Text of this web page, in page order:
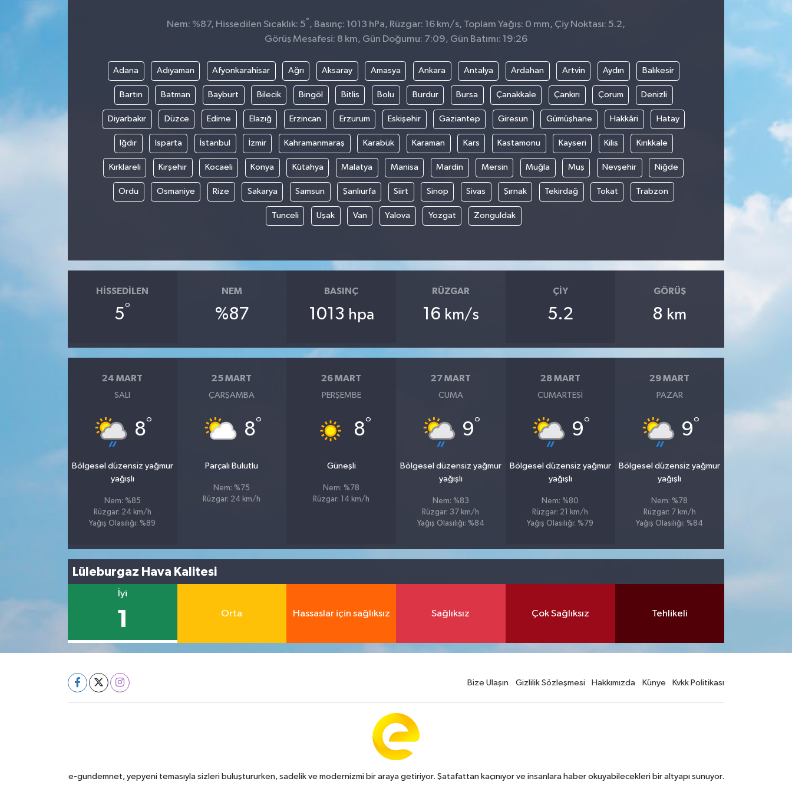
Nem: %87, Hissedilen Sıcaklık: 5° , Basınç: 1013 hPa, Rüzgar: 16 km/s, Toplam Yağış: 0 mm, Çiy Noktası: 5.2,
Görüş Mesafesi: 8 km, Gün Doğumu: 7:09, Gün Batımı: 19:26
Adana Adıyaman Afyonkarahisar Ağrı Aksaray Amasya Ankara Antalya Ardahan Artvin Aydın Balıkesir
Bartın Batman Bayburt Bilecik Bingöl Bitlis Bolu Burdur Bursa Çanakkale Çankırı Çorum Denizli
Diyarbakır Düzce Edirne Elazığ Erzincan Erzurum Eskişehir Gaziantep Giresun Gümüşhane Hakkâri Hatay
Iğdır Isparta İstanbul İzmir Kahramanmaraş Karabük Karaman Kars Kastamonu Kayseri Kilis Kırıkkale
Kırklareli Kırşehir Kocaeli Konya Kütahya Malatya Manisa Mardin Mersin Muğla Muş Nevşehir Niğde
Ordu Osmaniye Rize Sakarya Samsun Şanlıurfa Siirt Sinop Sivas Şırnak Tekirdağ Tokat Trabzon
Tunceli Uşak Van Yalova Yozgat Zonguldak
HISSEDILEN
5°
NEM
%87
BASINÇ
1013 hpa
RÜZGAR
16 km/s
ÇIY
5.2
GÖRÜŞ
8 km
24 MART
SALI
8°
Bölgesel düzensiz yağmur
yağışlı
Nem: %85
Rüzgar: 24 km/h
Yağış Olasılığı: %89
25 MART
ÇARŞAMBA
8°
Parçalı Bulutlu
Nem: %75
Rüzgar: 24 km/h
26 MART
PERŞEMBE
8°
Güneşli
Nem: %78
Rüzgar: 14 km/h
27 MART
CUMA
9°
Bölgesel düzensiz yağmur
yağışlı
Nem: %83
Rüzgar: 37 km/h
Yağış Olasılığı: %84
28 MART
CUMARTESI
9°
Bölgesel düzensiz yağmur
yağışlı
Nem: %80
Rüzgar: 21 km/h
Yağış Olasılığı: %79
29 MART
PAZAR
9°
Bölgesel düzensiz yağmur
yağışlı
Nem: %78
Rüzgar: 7 km/h
Yağış Olasılığı: %84
Lüleburgaz Hava Kalitesi
İyi
1 Orta Hassaslar için sağlıksız Sağlıksız Çok Sağlıksız Tehlikeli
Bize Ulaşın Gizlilik Sözleşmesi Hakkımızda Künye Kvkk Politikası
e-gundemnet, yepyeni temasıyla sizleri buluştururken, sadelik ve modernizmi bir araya getiriyor. Şatafattan kaçınıyor ve insanlara haber okuyabilecekleri bir altyapı sunuyor.